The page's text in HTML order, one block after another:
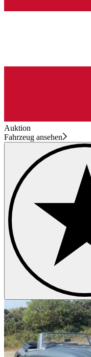
Auktion
Fahrzeug ansehen